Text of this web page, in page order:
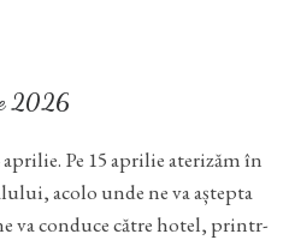
2026
Pe 15 aprilie aterizăm în
acolo unde ne va aștepta
va conduce către hotel, printr-